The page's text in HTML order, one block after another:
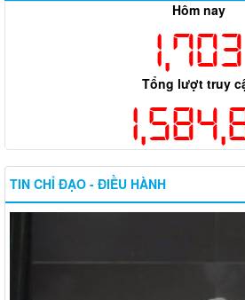
Hôm nay
1,703
Tổng lượt truy
TIN CHỈ ĐẠO - ĐIỀU HÀNH